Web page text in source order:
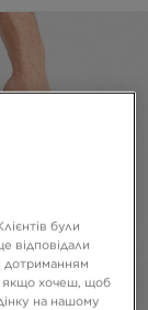
були
відповідали
дотриманням
якщо хочеш, щоб
на нашому